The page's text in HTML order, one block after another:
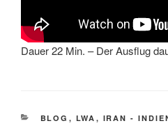
Dauer 22 Min. – Der Ausflug
KATEGORIEN
BLOG , LWA , IRAN -